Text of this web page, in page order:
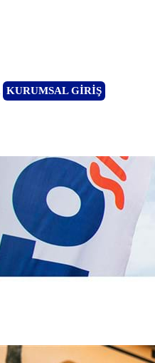
KURUMSAL GİRİŞ